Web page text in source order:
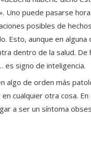
Uno puede pasarse
posibles de
Esto, aunque en
dentro de la salud. De
signo de inteligencia.
de orden más
cualquier otra cosa.
a ser un síntoma